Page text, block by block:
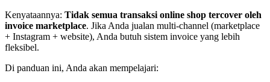
Kenyataannya: Tidak semua transaksi online shop tercover oleh
invoice marketplace. Jika Anda jualan multi-channel (marketplace
+ Instagram + website), Anda butuh sistem invoice yang lebih
fleksibel.
Di panduan ini, Anda akan mempelajari: